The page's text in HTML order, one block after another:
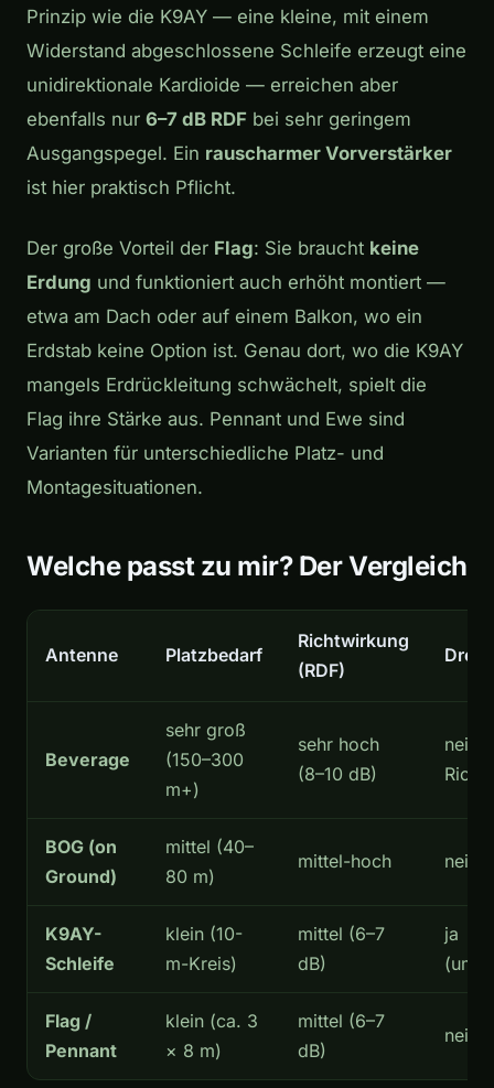
Prinzip wie die K9AY — eine kleine, mit einem
Widerstand abgeschlossene Schleife erzeugt eine
unidirektionale Kardioide — erreichen aber
ebenfalls nur 6–7 dB RDF bei sehr geringem
Ausgangspegel. Ein rauscharmer Vorverstärker
ist hier praktisch Pflicht.
Der große Vorteil der Flag: Sie braucht keine
Erdung und funktioniert auch erhöht montiert —
etwa am Dach oder auf einem Balkon, wo ein
Erdstab keine Option ist. Genau dort, wo die K9AY
mangels Erdrückleitung schwächelt, spielt die
Flag ihre Stärke aus. Pennant und Ewe sind
Varianten für unterschiedliche Platz- und
Montagesituationen.
Welche passt zu mir? Der Vergleich
Antenne Platzbedarf
Richtwirkung
(RDF)
Beverage
sehr groß
(150–300
m+)
sehr hoch
(8–10 dB)
nein
BOG (on
Ground)
mittel (40–
80 m)
mittel-hoch nein
K9AY-
Schleife
klein (10-
m-Kreis)
mittel (6–7
dB)
ja
Flag /
Pennant
klein (ca. 3
× 8 m)
mittel (6–7
dB)
nein